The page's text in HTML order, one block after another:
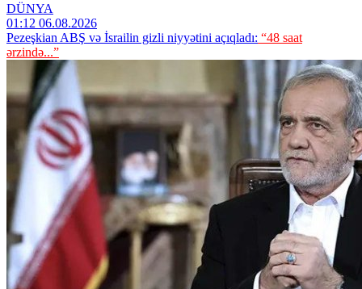
DÜNYA
01:12 06.08.2026
Pezeşkian ABŞ və İsrailin gizli niyyətini açıqladı: “48 saat
ərzində...”